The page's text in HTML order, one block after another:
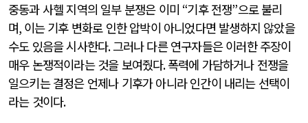
중동과 사헬 지역의 일부 분쟁은 이미 “기후 전쟁”으로 불리
며, 이는 기후 변화로 인한 압박이 아니었다면 발생하지 않았을
수도 있음을 시사한다.그러나 다른 연구자들은 이러한 주장이
매우 논쟁적이라는 것을 보여줬다.폭력에 가담하거나 전쟁을
일으키는 결정은 언제나 기후가 아니라 인간이 내리는 선택이
라는 것이다.